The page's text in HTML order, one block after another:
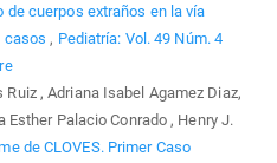
cuerpos extraños en la vía
casos , Pediatría: Vol. 49 Núm. 4
, Adriana Isabel Agamez Diaz,
Esther Palacio Conrado , Henry J.
de CLOVES. Primer Caso